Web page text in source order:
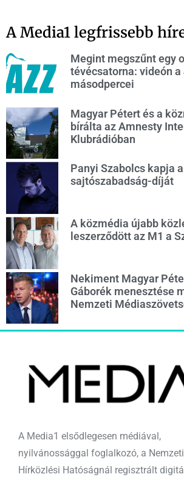
A Media1 legfrissebb
Megint megszűnt egy
tévécsatorna: videón
másodpercei
Magyar Pétert és a
bírálta az Amnesty
Klubrádióban
Panyi Szabolcs kapja
sajtószabadság-díját
A közmédia újabb
leszerződött az M1 a
Nekiment Magyar
Gáborék menesztése
Nemzeti
A Media1 elsődlegesen médiával,
nyilvánossággal foglalkozó, a
Hírközlési Hatóságnál regisztrált